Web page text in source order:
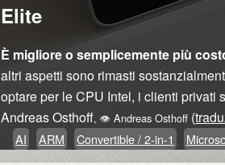
Elite
È migliore o semplicemente più
altri aspetti sono rimasti
optare per le CPU Intel, i clienti privati
Andreas Osthoff, 👁 Andreas Osthoff (
AI ARM Convertible / 2-in-1